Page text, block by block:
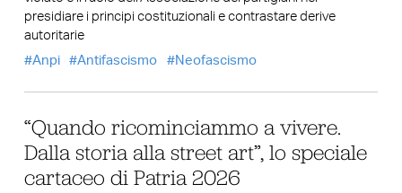
presidiare i principi costituzionali e contrastare derive
autoritarie
Anpi
Antifascismo Neofascismo
“Quando ricominciammo a vivere.
Dalla storia alla street art”, lo speciale
cartaceo di Patria 2026